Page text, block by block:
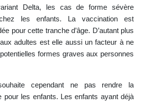
Delta, les cas de forme sévère
chez les enfants. La vaccination est
pour cette tranche d’âge. D’autant plus
adultes est elle aussi un facteur à ne
formes graves aux personnes
cependant ne pas rendre la
pour les enfants. Les enfants ayant déjà